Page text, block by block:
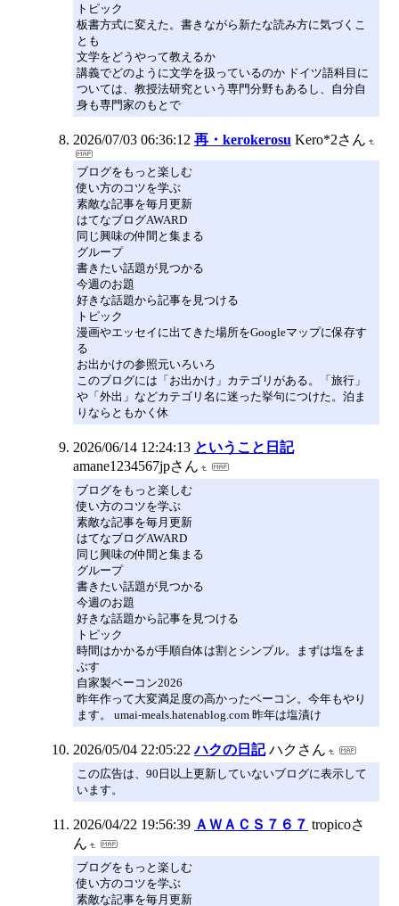
トピック
板書方式に変えた。書きながら新たな読み方に気づくこ
とも
文学をどうやって教えるか
講義でどのように文学を扱っているのか ドイツ語科目に
ついては、教授法研究という専門分野もあるし、自分自
身も専門家のもとで
2026/07/03 06:36:12 再・kerokerosu Kero*2さん
ブログをもっと楽しむ
使い方のコツを学ぶ
素敵な記事を毎月更新
はてなブログAWARD
同じ興味の仲間と集まる
グループ
書きたい話題が見つかる
今週のお題
好きな話題から記事を見つける
トピック
漫画やエッセイに出てきた場所をGoogleマップに保存す
る
お出かけの参照元いろいろ
このブログには「お出かけ」カテゴリがある。「旅行」
や「外出」などカテゴリ名に迷った挙句につけた。泊ま
りならともかく休
2026/06/14 12:24:13 ということ日記
amane1234567jpさん
ブログをもっと楽しむ
使い方のコツを学ぶ
素敵な記事を毎月更新
はてなブログAWARD
同じ興味の仲間と集まる
グループ
書きたい話題が見つかる
今週のお題
好きな話題から記事を見つける
トピック
時間はかかるが手順自体は割とシンプル。まずは塩をま
ぶす
自家製ベーコン2026
昨年作って大変満足度の高かったベーコン。今年もやり
ます。 umai-meals.hatenablog.com 昨年は塩漬け
2026/05/04 22:05:22 ハクの日記 ハクさん
この広告は、90日以上更新していないブログに表示して
います。
2026/04/22 19:56:39 ＡＷＡＣＳ７６７ tropicoさ
ん
ブログをもっと楽しむ
使い方のコツを学ぶ
素敵な記事を毎月更新